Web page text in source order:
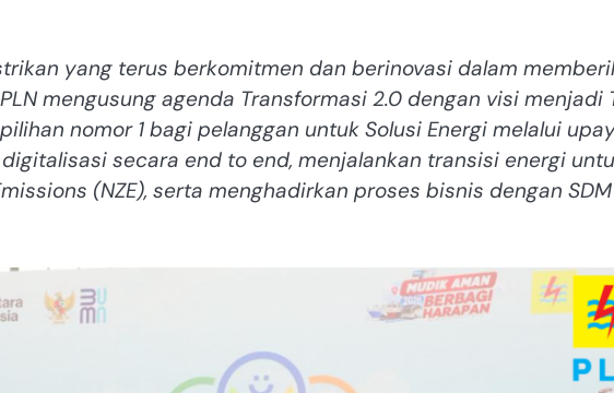
yang terus berkomitmen dan berinovasi dalam
mengusung agenda Transformasi 2.0 dengan visi menjadi
nomor 1 bagi pelanggan untuk Solusi Energi melalui
secara end to end, menjalankan transisi energi
(NZE), serta menghadirkan proses bisnis dengan SDM